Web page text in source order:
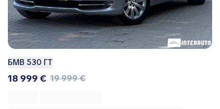
БМВ 530 ГТ
18 999 € 19 999 €